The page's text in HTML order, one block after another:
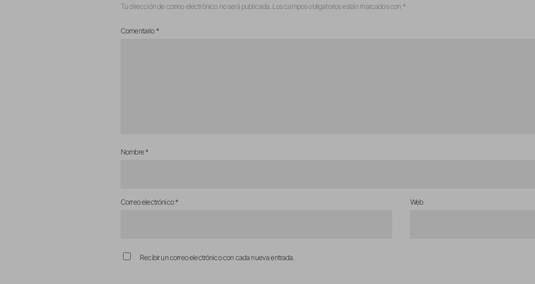
Tu dirección de correo electrónico no será publicada. Los campos obligatorios están marcados con *
Comentario *
Nombre*
Correo electrónico* Web
Recibir un correo electrónico con cada nueva entrada.